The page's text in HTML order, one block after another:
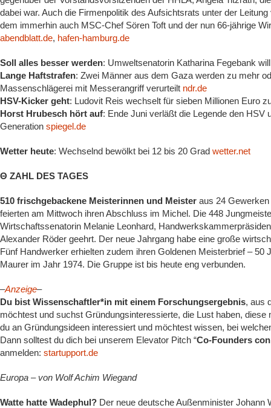
dabei war. Auch die Firmenpolitik des Aufsichtsrats unter der
dem immerhin auch MSC-Chef Sören Toft und der nun 66-jährige
abendblatt.de, hafen-hamburg.de
Soll alles besser werden: Umweltsenatorin Katharina Fegebank
Lange Haftstrafen: Zwei Männer aus dem Gaza werden zu mehr
Massenschlägerei mit Messerangriff verurteilt ndr.de
HSV-Kicker geht: Ludovit Reis wechselt für sieben Millionen Euro
Horst Hrubesch hört auf: Ende Juni verläßt die Legende den HSV
Generation spiegel.de
Wetter heute: Wechselnd bewölkt bei 12 bis 20 Grad wetter.net
Θ ZAHL DES TAGES
510 frischgebackene Meisterinnen und Meister aus 24
feierten am Mittwoch ihren Abschluss im Michel. Die 448
Wirtschaftssenatorin Melanie Leonhard,
Alexander Röder geehrt. Der neue Jahrgang habe eine große
Fünf Handwerker erhielten zudem ihren Goldenen Meisterbrief – 50
Maurer im Jahr 1974. Die Gruppe ist bis heute eng verbunden.
–Anzeige–
Du bist Wissenschaftler*in mit einem Forschungsergebnis, aus
möchtest und suchst Gründungsinteressierte, die Lust haben,
du an Gründungsideen interessiert und möchtest wissen, bei
Dann solltest du dich bei unserem Elevator Pitch “Co-Founders
anmelden: startupport.de
Europa – von Wolf Achim Wiegand
Watte hatte Wadephul? Der neue deutsche Außenminister Johann